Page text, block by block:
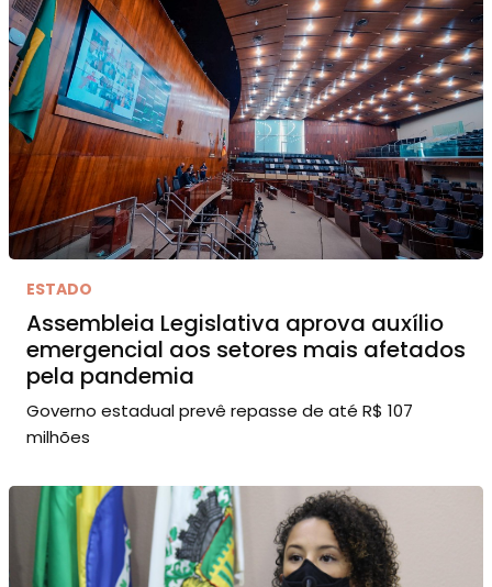
ESTADO
Assembleia Legislativa aprova auxílio
emergencial aos setores mais afetados
pela pandemia
Governo estadual prevê repasse de até R$ 107
milhões